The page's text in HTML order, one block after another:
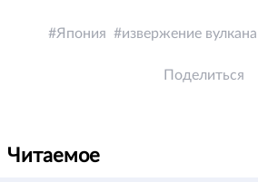
Япония извержение вулкана
Поделиться
Читаемое